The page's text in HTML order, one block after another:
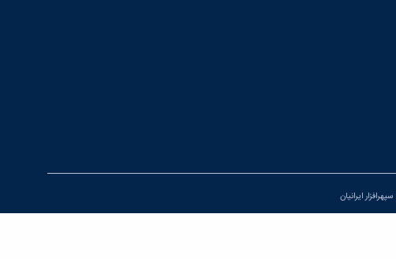
سپهرافزار ایرانیان